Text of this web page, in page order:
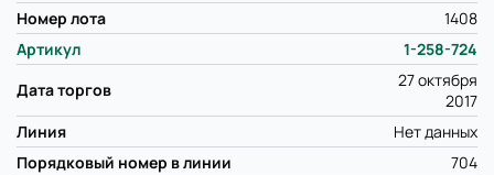
Номер лота
1408
Артикул
1-258-724
Дата торгов
27 октября
2017
Линия
Нет данных
Порядковый номер в линии
704